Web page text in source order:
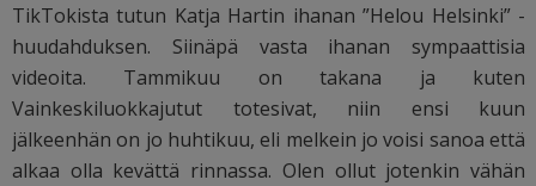
TikTokista tutun Katja Hartin ihanan ”Helou Helsinki” -
huudahduksen. Siinäpä vasta ihanan sympaattisia
videoita. Tammikuu on takana ja kuten
Vainkeskiluokkajutut totesivat, niin ensi kuun
jälkeenhän on jo huhtikuu, eli melkein jo voisi sanoa että
alkaa olla kevättä rinnassa. Olen ollut jotenkin vähän